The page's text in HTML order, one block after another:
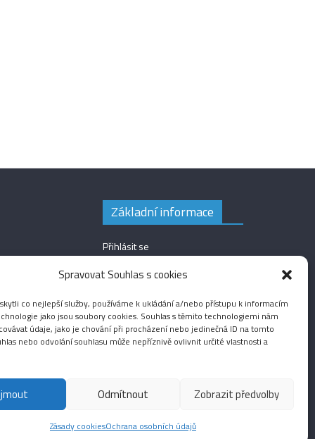
Spravovat Souhlas s cookies
co nejlepší služby, používáme k ukládání a/nebo přístupu k informacím
jako jsou soubory cookies. Souhlas s těmito technologiemi nám
údaje, jako je chování při procházení nebo jedinečná ID na tomto
nebo odvolání souhlasu může nepříznivě ovlivnit určité vlastnosti a
Odmítnout Zobrazit předvolby
Zásady cookiesOchrana osobních údajů
Základní informace
Přihlásit se
Zdroj kanálů (příspěvky)
Česká lokalizace
Audio